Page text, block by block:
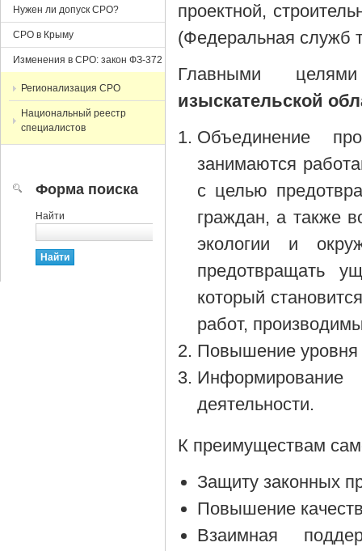
проектной,
(Федеральная служб
Главными
изыскательской
Объединение
занимаются
с целью
граждан, а также
экологии и
предотвращать
который
работ,
Повышение уровня
Информирование
деятельности.
К преимуществам
Защиту законных
Повышение
Взаимная
Нужен ли допуск СРО?
СРО в Крыму
Изменения в СРО: закон ФЗ-372
Регионализация СРО
Национальный реестр
специалистов
Форма поиска
Найти